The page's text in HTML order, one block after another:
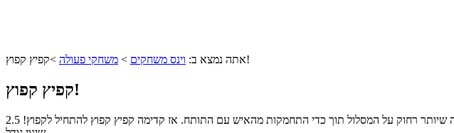
אתה נמצא ב: וינס משחקים > משחקי פעולה > קפיץ קפוץ!
קפיץ קפוץ!
שיותר רחוק על המסלול תוך כדי התחמקות מהאיש עם התותח. אז קדימה קפיץ קפוץ להתחיל לקפוץ! 2.5